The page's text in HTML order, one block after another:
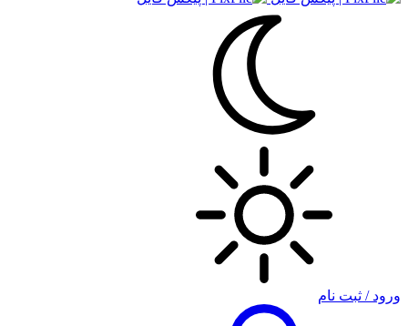
ورود / ثبت نام